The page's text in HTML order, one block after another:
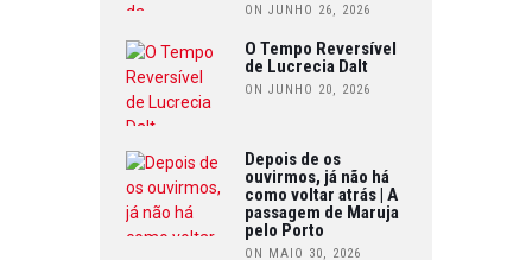
ON JUNHO 26, 2026
O Tempo Reversível
de Lucrecia Dalt
ON JUNHO 20, 2026
Depois de os
ouvirmos, já não há
como voltar atrás | A
passagem de Maruja
pelo Porto
ON MAIO 30, 2026